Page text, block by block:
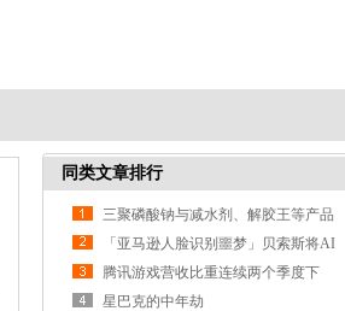
同类文章排行
三聚磷酸钠与减水剂、解胶王等产品
的区别？
「亚马逊人脸识别噩梦」贝索斯将AI
武器化遭大规模抗议
腾讯游戏营收比重连续两个季度下
降，支付、云计算等业务营收涨3
星巴克的中年劫